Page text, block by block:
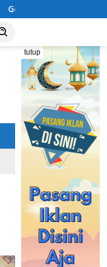
KPU Kotim
tutup